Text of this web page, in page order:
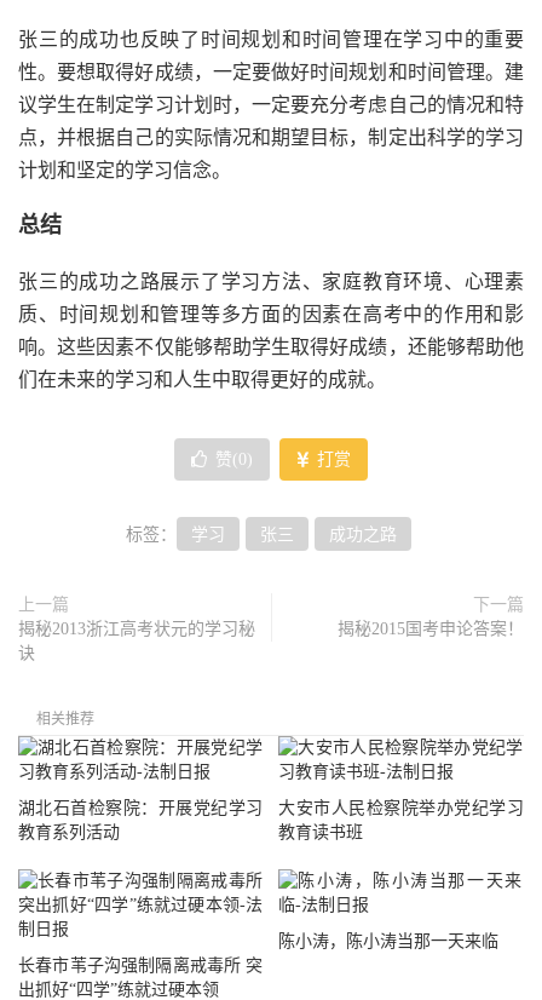
张三的成功也反映了时间规划和时间管理在学习中的重要
性。要想取得好成绩，一定要做好时间规划和时间管理。建
议学生在制定学习计划时，一定要充分考虑自己的情况和特
点，并根据自己的实际情况和期望目标，制定出科学的学习
计划和坚定的学习信念。
总结
张三的成功之路展示了学习方法、家庭教育环境、心理素
质、时间规划和管理等多方面的因素在高考中的作用和影
响。这些因素不仅能够帮助学生取得好成绩，还能够帮助他
们在未来的学习和人生中取得更好的成就。
赞( 0 ) 打赏
标签： 学习 张三 成功之路
上一篇
揭秘2013浙江高考状元的学习秘
诀
下一篇
揭秘2015国考申论答案！
相关推荐
湖北石首检察院：开展党纪学习
教育系列活动
大安市人民检察院举办党纪学习
教育读书班
长春市苇子沟强制隔离戒毒所 突
出抓好“四学”练就过硬本领
陈小涛，陈小涛当那一天来临